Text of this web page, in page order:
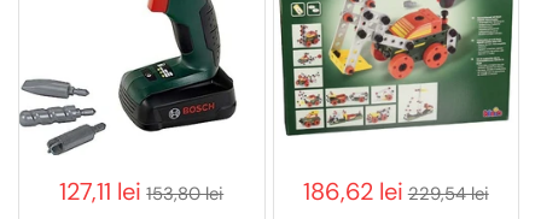
127,11 lei 153,80 lei
186,62 lei 229,54 lei